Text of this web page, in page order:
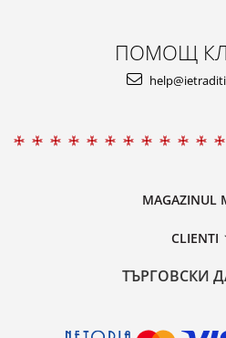
ПОМОЩ
MAGAZINUL
CLIENTI
ТЪРГОВСКИ